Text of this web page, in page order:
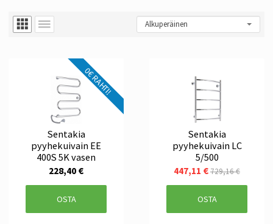
0€ RAHTI!
Sentakia
pyyhekuivain EE
400S 5K vasen
228,40 €
OSTA
Sentakia
pyyhekuivain LC
5/500
447,11 €729,16 €
OSTA